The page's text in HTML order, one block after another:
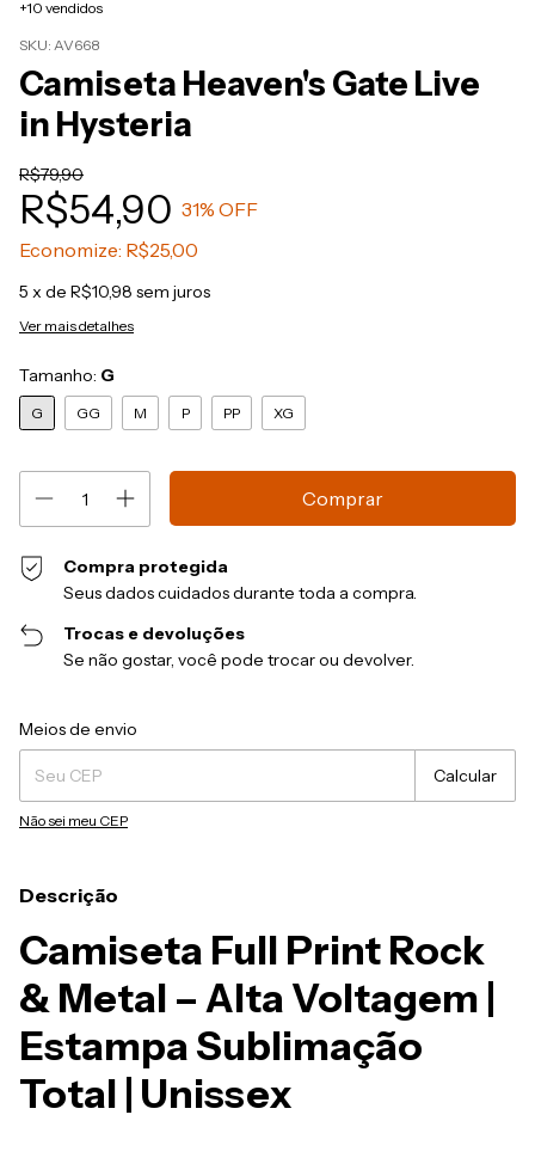
+10 vendidos
SKU: AV668
Camiseta Heaven's Gate Live
in Hysteria
R$79,90
R$54,90 31% OFF
Economize: R$25,00
5 x de R$10,98 sem juros
Ver mais detalhes
Tamanho: G
G GG M P PP XG
Compra protegida
Seus dados cuidados durante toda a compra.
Trocas e devoluções
Se não gostar, você pode trocar ou devolver.
Entregas para o CEP:
Meios de envio
Calcular
Não sei meu CEP
Descrição
Camiseta Full Print Rock
& Metal – Alta Voltagem |
Estampa Sublimação
Total | Unissex